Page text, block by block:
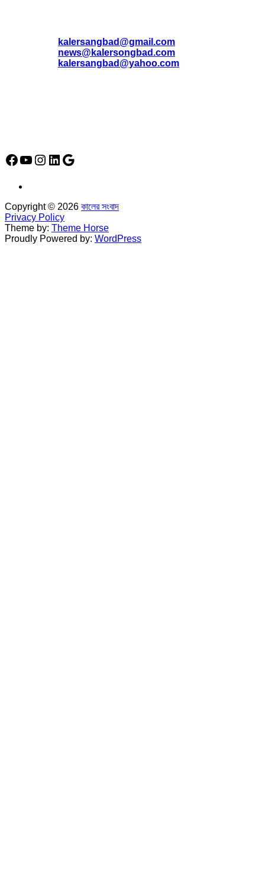
kalersangbad@gmail.com
news@kalersongbad.com
kalersangbad@yahoo.com
Facebook
YouTube
Instagram
LinkedIn
Google
Copyright © 2026 কালের সংবাদ
Privacy Policy
Theme by: Theme Horse
Proudly Powered by: WordPress